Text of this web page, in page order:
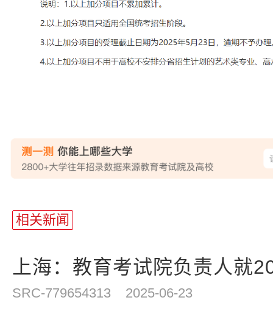
相关新闻
上海：教育考试院负责人就
SRC-779654313 2025-06-23